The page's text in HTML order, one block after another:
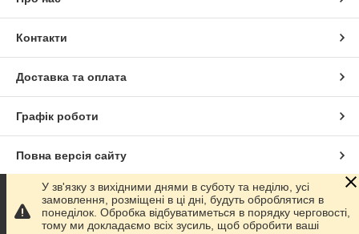
Контакти
Доставка та оплата
Графік роботи
Повна версія сайту
Сайт створено на маркетплейсі Prom.ua
У зв'язку з вихідними днями в суботу та неділю, усі
замовлення, розміщені в ці дні, будуть оброблятися в
понеділок. Обробка відбуватиметься в порядку черговості,
тому ми докладаємо всіх зусиль, щоб обробити ваші